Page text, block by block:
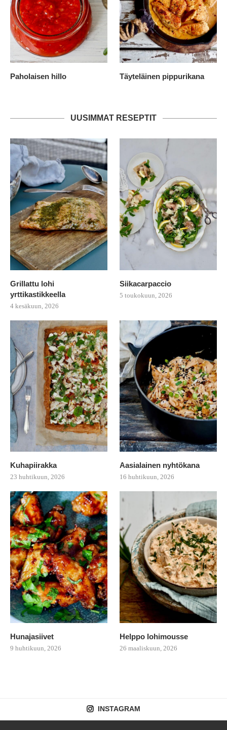
Paholaisen hillo Täyteläinen pippurikana
UUSIMMAT RESEPTIT
Grillattu lohi
yrttikastikkeella
4 kesäkuun, 2026
Siikacarpaccio
5 toukokuun, 2026
Kuhapiirakka
23 huhtikuun, 2026
Aasialainen nyhtökana
16 huhtikuun, 2026
Hunajasiivet
9 huhtikuun, 2026
Helppo lohimousse
26 maaliskuun, 2026
INSTAGRAM